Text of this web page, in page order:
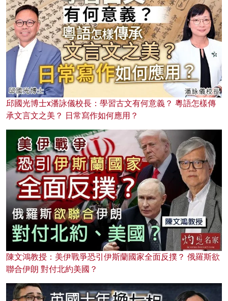
邱國光博士x潘詠儀校長：學習古文有何意義？ 粵語怎樣傳
承文言文之美？ 日常寫作如何應用？
陳文鴻教授：美伊戰爭恐引伊斯蘭國家全面反撲？ 俄羅斯欲
聯合伊朗 對付北約美國？